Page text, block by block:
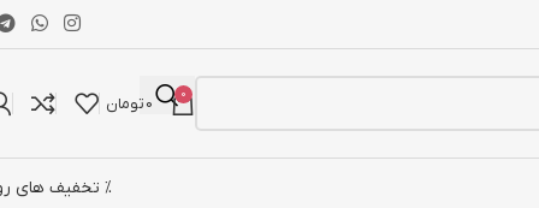
0
0تومان
% تخفیف های